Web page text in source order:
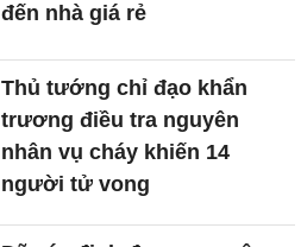
đến nhà giá rẻ
Thủ tướng chỉ đạo khẩn
trương điều tra nguyên
nhân vụ cháy khiến 14
người tử vong